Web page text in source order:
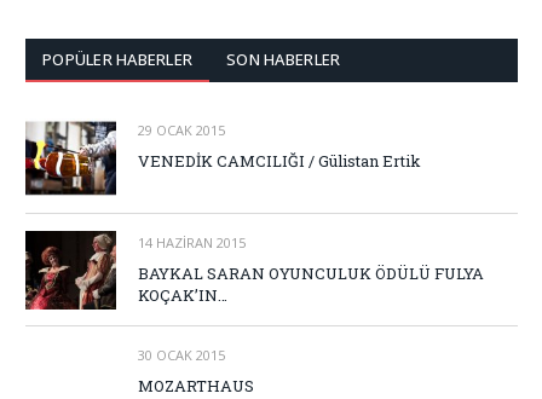
POPÜLER HABERLER SON HABERLER
29 OCAK 2015
VENEDİK CAMCILIĞI / Gülistan Ertik
14 HAZIRAN 2015
BAYKAL SARAN OYUNCULUK ÖDÜLÜ FULYA
KOÇAK’IN…
30 OCAK 2015
MOZARTHAUS